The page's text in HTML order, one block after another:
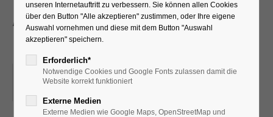
Atemübungen an den
Gradierwerken
24.02.2026, 15:30
unseren Internetauftritt zu verbessern. Sie können allen Cookies
über den Button "Alle akzeptieren" zustimmen, oder Ihre eigene
Auswahl vornehmen und diese mit dem Button "Auswahl
akzeptieren" speichern.
Erforderlich*
Notwendige Cookies und Google Fonts zulassen damit die
Website korrekt funktioniert
Externe Medien
Externe Medien wie Google Maps, OpenStreetMap und